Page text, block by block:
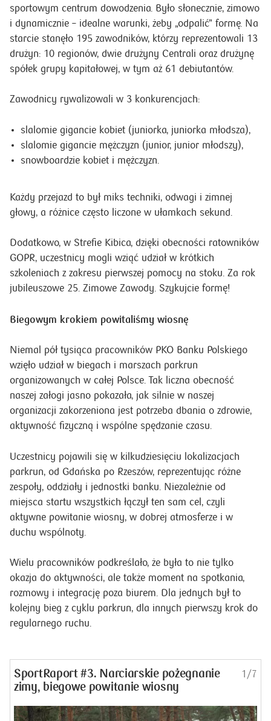
sportowym centrum dowodzenia. Było słonecznie, zimowo
i dynamicznie – idealne warunki, żeby „odpalić” formę. Na
starcie stanęło 195 zawodników, którzy reprezentowali 13
drużyn: 10 regionów, dwie drużyny Centrali oraz drużynę
spółek grupy kapitałowej, w tym aż 61 debiutantów.
Zawodnicy rywalizowali w 3 konkurencjach:
slalomie gigancie kobiet (juniorka, juniorka młodsza),
slalomie gigancie mężczyzn (junior, junior młodszy),
snowboardzie kobiet i mężczyzn.
Każdy przejazd to był miks techniki, odwagi i zimnej
głowy, a różnice często liczone w ułamkach sekund.
Dodatkowo, w Strefie Kibica, dzięki obecności ratowników
GOPR, uczestnicy mogli wziąć udział w krótkich
szkoleniach z zakresu pierwszej pomocy na stoku. Za rok
jubileuszowe 25. Zimowe Zawody. Szykujcie formę!
Biegowym krokiem powitaliśmy wiosnę
Niemal pół tysiąca pracowników PKO Banku Polskiego
wzięło udział w biegach i marszach parkrun
organizowanych w całej Polsce. Tak liczna obecność
naszej załogi jasno pokazała, jak silnie w naszej
organizacji zakorzeniona jest potrzeba dbania o zdrowie,
aktywność fizyczną i wspólne spędzanie czasu.
Uczestnicy pojawili się w kilkudziesięciu lokalizacjach
parkrun, od Gdańska po Rzeszów, reprezentując różne
zespoły, oddziały i jednostki banku. Niezależnie od
miejsca startu wszystkich łączył ten sam cel, czyli
aktywne powitanie wiosny, w dobrej atmosferze i w
duchu wspólnoty.
Wielu pracowników podkreślało, że była to nie tylko
okazja do aktywności, ale także moment na spotkania,
rozmowy i integrację poza biurem. Dla jednych był to
kolejny bieg z cyklu parkrun, dla innych pierwszy krok do
regularnego ruchu.
SportRaport #3. Narciarskie pożegnanie
zimy, biegowe powitanie wiosny
1/7